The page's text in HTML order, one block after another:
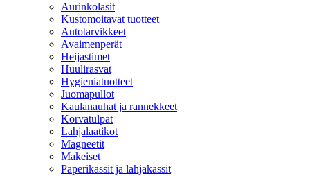
Aurinkolasit
Kustomoitavat tuotteet
Autotarvikkeet
Avaimenperät
Heijastimet
Huulirasvat
Hygieniatuotteet
Juomapullot
Kaulanauhat ja rannekkeet
Korvatulpat
Lahjalaatikot
Magneetit
Makeiset
Paperikassit ja lahjakassit